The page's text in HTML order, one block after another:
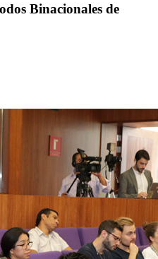
Binacionales de